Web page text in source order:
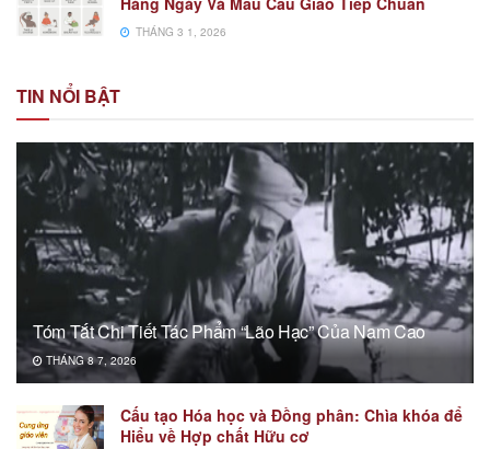
THÁNG 3 1, 2026
TIN NỔI BẬT
Tóm Tắt Chi Tiết Tác Phẩm “Lão Hạc” Của Nam Cao
THÁNG 8 7, 2026
Cấu tạo Hóa học và Đồng phân: Chìa khóa để
Hiểu về Hợp chất Hữu cơ